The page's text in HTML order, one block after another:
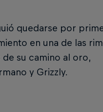
quedarse por
en una de las
su camino al oro,
y Grizzly.